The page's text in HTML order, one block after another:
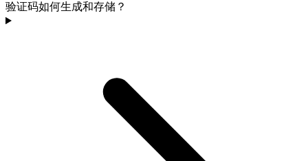
验证码如何生成和存储？